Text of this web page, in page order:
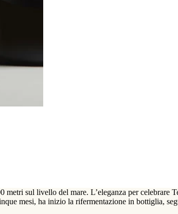
sul livello del mare. L’eleganza per celebrare
mesi, ha inizio la rifermentazione in bottiglia,